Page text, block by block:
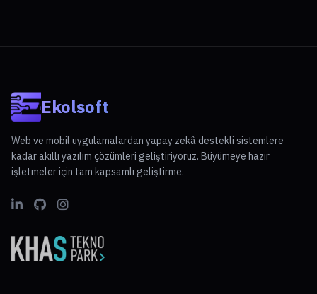
Ekolsoft
Web ve mobil uygulamalardan yapay zekâ destekli sistemlere
kadar akıllı yazılım çözümleri geliştiriyoruz. Büyümeye hazır
işletmeler için tam kapsamlı geliştirme.